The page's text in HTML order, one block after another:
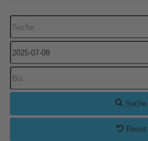
Suche...
Suche
Reset